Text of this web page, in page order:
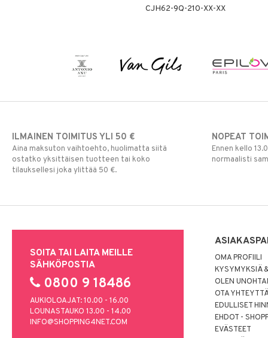
CJH62-9Q-210-XX-XX
ILMAINEN TOIMITUS YLI 50 €
Aina maksuton vaihtoehto, huolimatta siitä
ostatko yksittäisen tuotteen tai koko
tilauksellesi joka ylittää 50 €.
NOPEAT
Ennen kello
normaalisti
SOITA TAI LAITA MEILLE
SÄHKÖPOSTIA
0800 9 18486
AUKIOLOAJAT: 10.00 - 16.00
LOUNASTAUKO 13.00 - 14.00
INFO@SHOPPING4NET.COM
OMA PROFIILI
KYSYMYKSIÄ
OLEN
OTA
EDULLISET
EHDOT -
EVÄSTEET